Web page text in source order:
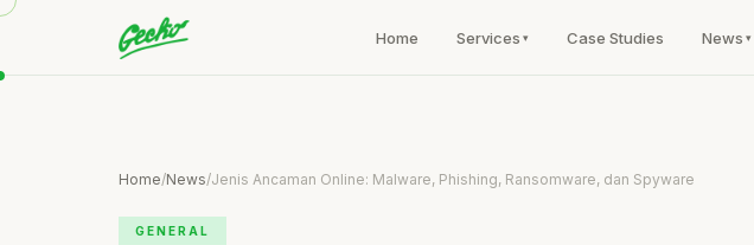
Home Services Case Studies News
Home/News/Jenis Ancaman Online: Malware, Phishing, Ransomware, dan Spyware
GENERAL